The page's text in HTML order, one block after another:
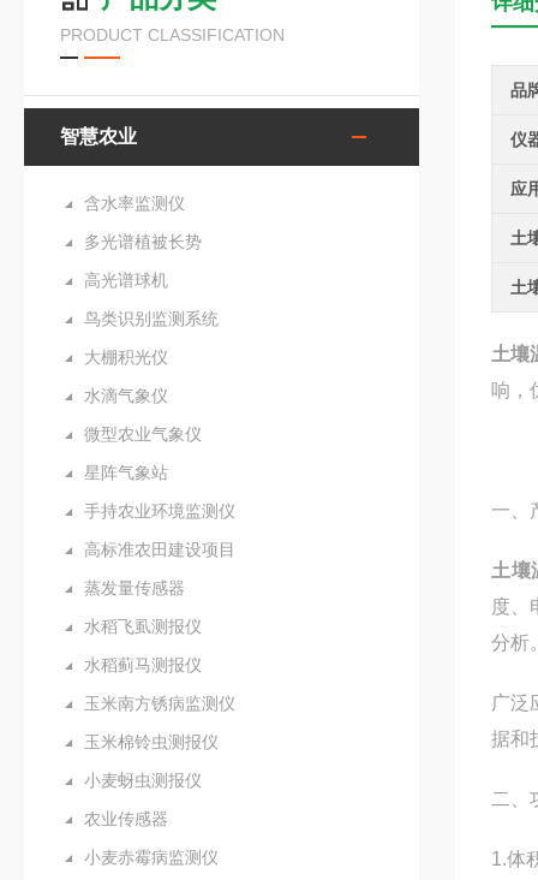
PRODUCT CLASSIFICATION
智慧农业
含水率监测仪
多光谱植被长势
高光谱球机
鸟类识别监测系统
大棚积光仪
水滴气象仪
微型农业气象仪
星阵气象站
手持农业环境监测仪
高标准农田建设项目
蒸发量传感器
水稻飞虱测报仪
水稻蓟马测报仪
玉米南方锈病监测仪
玉米棉铃虫测报仪
小麦蚜虫测报仪
农业传感器
小麦赤霉病监测仪
品
仪
应
土
土
土壤
响，
一、
土壤
度、
分析
广泛
据和
二、
1.体